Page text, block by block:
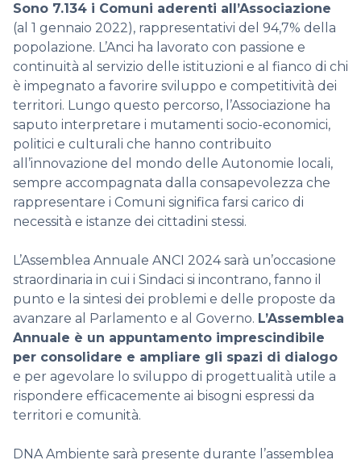
Sono 7.134 i Comuni aderenti all’Associazione
(al 1 gennaio 2022), rappresentativi del 94,7% della
popolazione. L’Anci ha lavorato con passione e
continuità al servizio delle istituzioni e al fianco di chi
è impegnato a favorire sviluppo e competitività dei
territori. Lungo questo percorso, l’Associazione ha
saputo interpretare i mutamenti socio-economici,
politici e culturali che hanno contribuito
all’innovazione del mondo delle Autonomie locali,
sempre accompagnata dalla consapevolezza che
rappresentare i Comuni significa farsi carico di
necessità e istanze dei cittadini stessi.
L’Assemblea Annuale ANCI 2024 sarà un’occasione
straordinaria in cui i Sindaci si incontrano, fanno il
punto e la sintesi dei problemi e delle proposte da
avanzare al Parlamento e al Governo. L’Assemblea
Annuale è un appuntamento imprescindibile
per consolidare e ampliare gli spazi di dialogo
e per agevolare lo sviluppo di progettualità utile a
rispondere efficacemente ai bisogni espressi da
territori e comunità.
DNA Ambiente sarà presente durante l’assemblea